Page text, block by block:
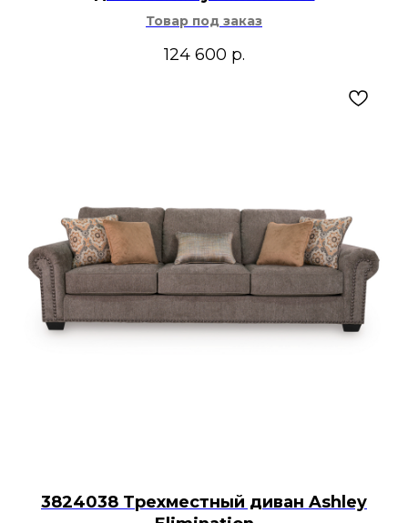
Товар под заказ
124 600 р.
3824038 Трехместный диван Ashley